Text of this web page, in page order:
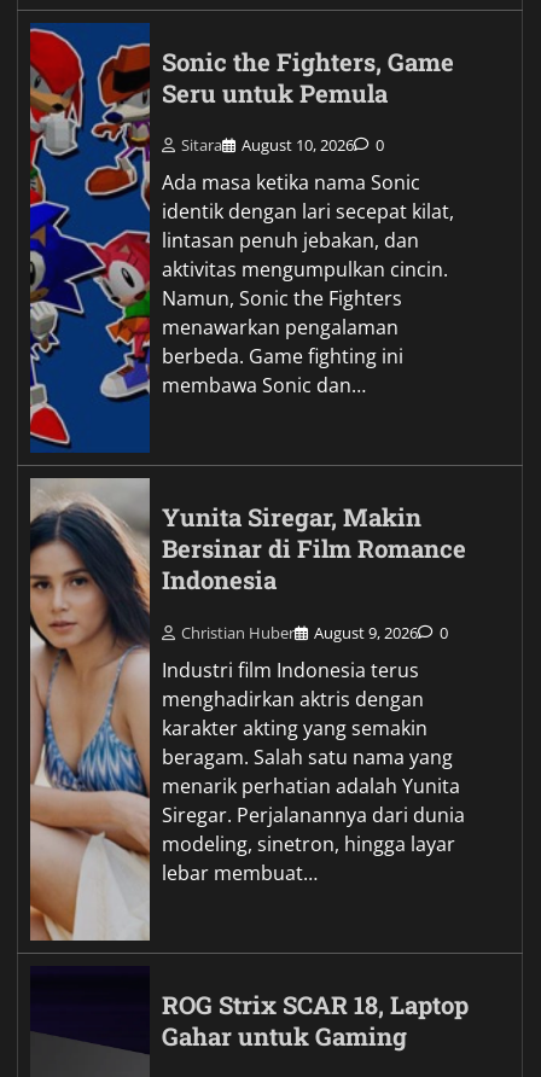
Sonic the Fighters, Game
Seru untuk Pemula
Sitara August 10, 2026 0
Ada masa ketika nama Sonic
identik dengan lari secepat kilat,
lintasan penuh jebakan, dan
aktivitas mengumpulkan cincin.
Namun, Sonic the Fighters
menawarkan pengalaman
berbeda. Game fighting ini
membawa Sonic dan…
Yunita Siregar, Makin
Bersinar di Film Romance
Indonesia
Christian Huber August 9, 2026 0
Industri film Indonesia terus
menghadirkan aktris dengan
karakter akting yang semakin
beragam. Salah satu nama yang
menarik perhatian adalah Yunita
Siregar. Perjalanannya dari dunia
modeling, sinetron, hingga layar
lebar membuat…
ROG Strix SCAR 18, Laptop
Gahar untuk Gaming